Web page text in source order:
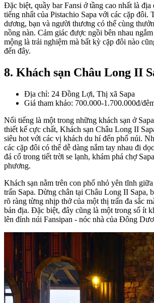
Đặc biệt, quầy bar Fansi ở tầng cao nhất là địa
tiếng nhất của Pistachio Sapa với các cặp đôi.
dương, bạn và người thương có thể cùng
nồng nàn. Cảm giác được ngồi bên nhau
mộng là trải nghiệm mà bất kỳ cặp đôi nào
đến đây.
8. Khách sạn Châu Long II
Địa chỉ: 24 Đồng Lợi, Thị xã Sapa
Giá tham khảo: 700.000-1.700.000đ/
Nổi tiếng là một trong những khách sạn ở
thiết kế cực chất, Khách sạn Châu Long II
siêu hot với các vị khách du hí đến phố núi.
các cặp đôi có thể dễ dàng nắm tay nhau đi
đá cổ trong tiết trời se lạnh, khám phá chợ
phương.
Khách sạn nằm trên con phố nhỏ yên tĩnh
trấn Sapa. Dừng chân tại Châu Long II Sapa,
rõ ràng từng nhịp thở của một thị trấn đa sắc
bản địa. Đặc biệt, đây cũng là một trong số ít
lên đỉnh núi Fansipan - nóc nhà của Đông